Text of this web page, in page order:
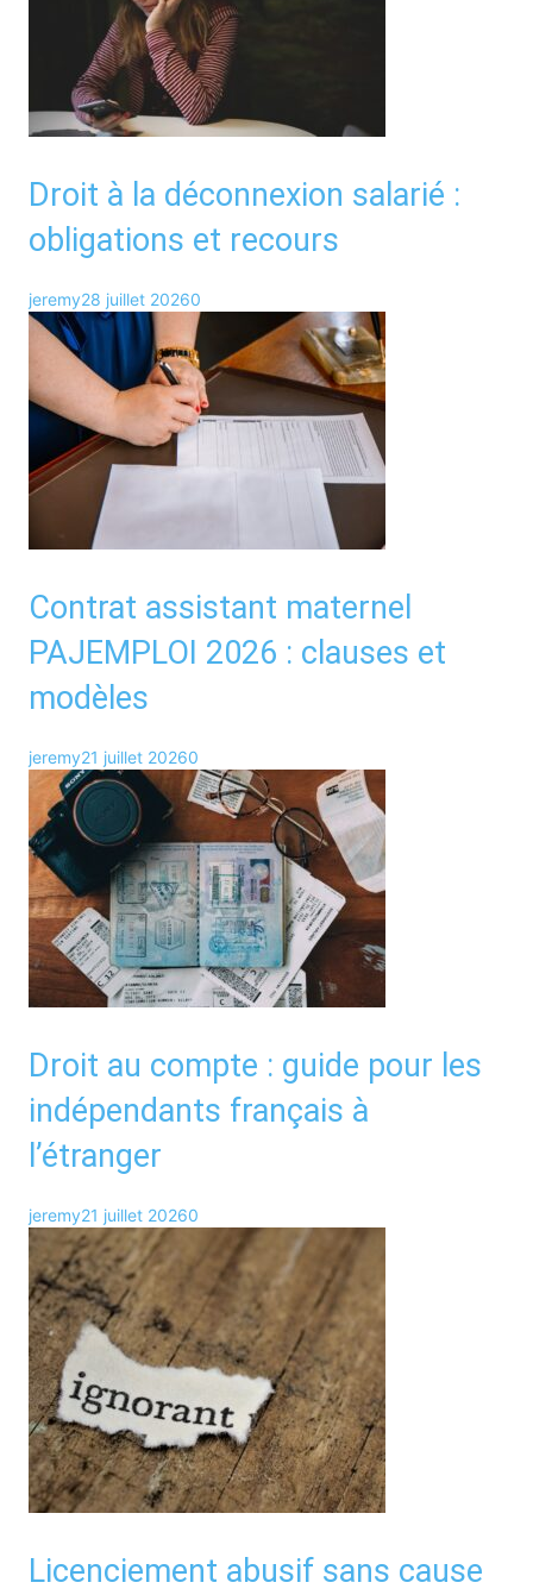
Droit à la déconnexion salarié :
obligations et recours
jeremy28 juillet 20260
Contrat assistant maternel
PAJEMPLOI 2026 : clauses et
modèles
jeremy21 juillet 20260
Droit au compte : guide pour les
indépendants français à
l’étranger
jeremy21 juillet 20260
Licenciement abusif sans cause